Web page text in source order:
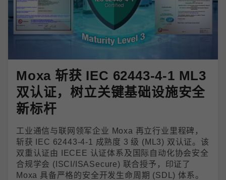
Moxa 斩获 IEC 62443-4-1 ML3
双认证，树立关键基础设施安全
新标杆
工业通信与联网领军企业 Moxa 再立行业里程碑，
斩获 IEC 62443-4-1 成熟度 3 级 (ML3) 双认证。该
双重认证由 IECEE 认证体系及国际自动化协会安全
合规学会 (ISCI/ISASecure) 联合授予，印证了
Moxa 具备严格的安全开发生命周期 (SDL) 体系。